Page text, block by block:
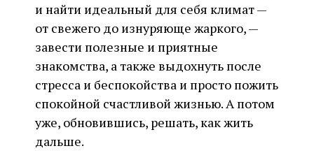
и найти идеальный для себя климат —
от свежего до изнуряюще жаркого, —
завести полезные и приятные
знакомства, а также выдохнуть после
стресса и беспокойства и просто пожить
спокойной счастливой жизнью. А потом
уже, обновившись, решать, как жить
дальше.